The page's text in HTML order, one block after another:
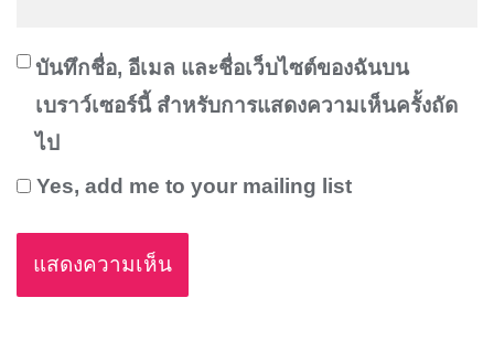
บันทึกชื่อ, อีเมล และชื่อเว็บไซต์ของฉันบน
เบราว์เซอร์นี้ สำหรับการแสดงความเห็นครั้งถัด
ไป
Yes, add me to your mailing list